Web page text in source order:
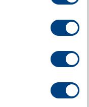
de